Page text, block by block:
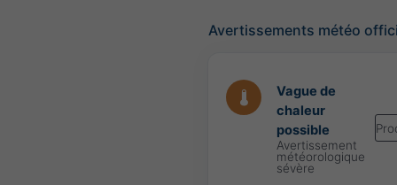
Avertissements météo
Vague de
chaleur
possible
Avertissement
météorologique
sévère